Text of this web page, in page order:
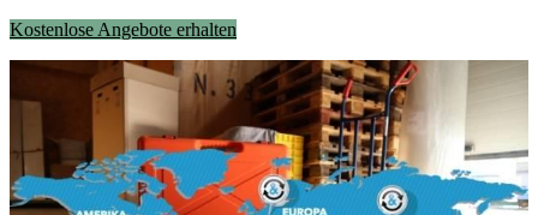
Kostenlose Angebote erhalten